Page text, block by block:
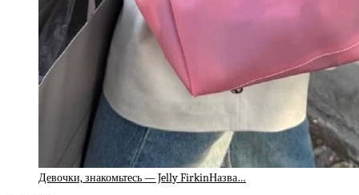
Девочки, знакомьтесь — Jelly FirkinНазва…